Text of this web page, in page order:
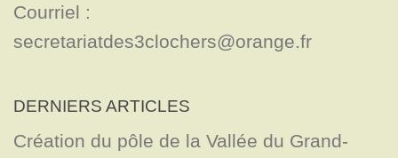
Courriel :
secretariatdes3clochers@orange.fr
DERNIERS ARTICLES
Création du pôle de la Vallée du Grand-